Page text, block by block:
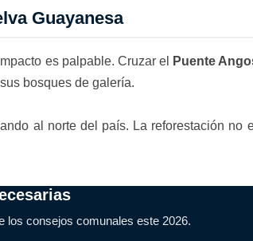
Guayanesa
es palpable. Cruzar el Puente
bosques de galería.
al norte del país. La reforestación no
los consejos comunales este 2026.